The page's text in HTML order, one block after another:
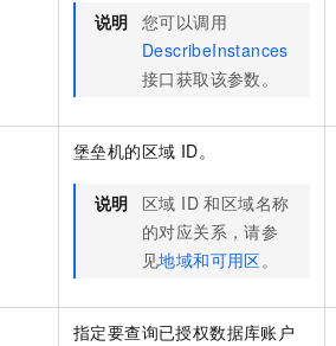
说明 您可以调用
DescribeInstances
接口获取该参数。
堡垒机的区域 ID。
说明
区域 ID 和区域名称
的对应关系，请参
见地域和可用区。
指定要查询已授权数据库账户